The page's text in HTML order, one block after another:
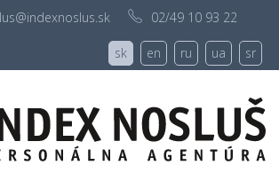
02/49 10 93 22
sk en ru ua sr